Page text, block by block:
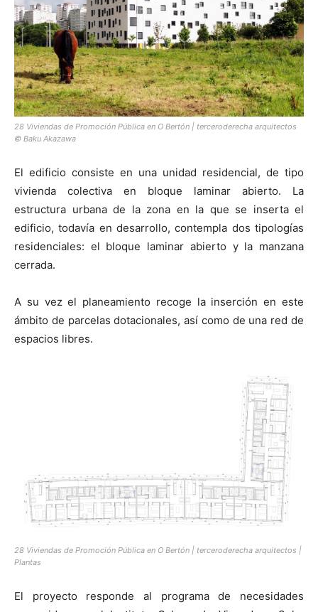
28 Viviendas de Promoción Pública en O Bertón | terceroderecha arquitectos
© Baku Akazawa
El edificio consiste en una unidad residencial, de tipo
vivienda colectiva en bloque laminar abierto. La
estructura urbana de la zona en la que se inserta el
edificio, todavía en desarrollo, contempla dos tipologías
residenciales: el bloque laminar abierto y la manzana
cerrada.
A su vez el planeamiento recoge la inserción en este
ámbito de parcelas dotacionales, así como de una red de
espacios libres.
28 Viviendas de Promoción Pública en O Bertón | terceroderecha arquitectos |
Plantas
El proyecto responde al programa de necesidades